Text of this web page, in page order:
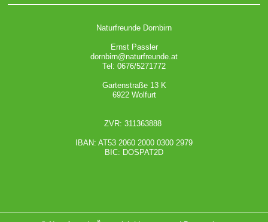
Naturfreunde Dornbirn
Ernst Passler
dornbirn@naturfreunde.at
Tel: 0676/5271772
Gartenstraße 13 K
6922 Wolfurt
ZVR: 311363888
IBAN: AT53 2060 2000 0300 2979
BIC: DOSPAT2D